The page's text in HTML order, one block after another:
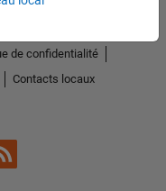
de confidentialité
Contacts locaux